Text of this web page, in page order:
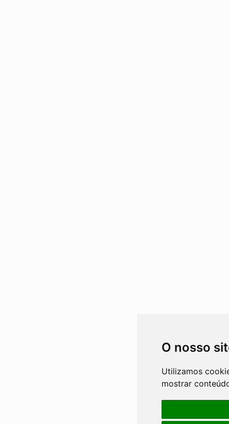
O nosso
Utilizamos
mostrar